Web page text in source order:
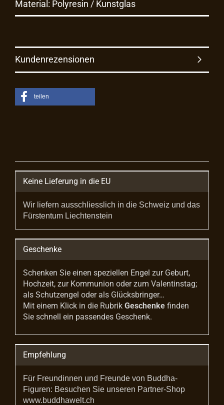
Material: Polyresin / Kunstglas
Kundenrezensionen
teilen
Keine Lieferung in die EU
Wir liefern ausschliesslich in die Schweiz und das
Fürstentum Liechtenstein
Geschenke
Schenken Sie einen speziellen Engel zur Geburt,
Hochzeit, zur Kommunion oder zum Valentinstag;
als Schutzengel oder als Glücksbringer…
Mit einem Klick in die Rubrik Geschenke finden
Sie schnell ein passendes Geschenk.
Empfehlung
Für Freundinnen und Freunde von Buddha-
Figuren: Besuchen Sie unseren Partner-Shop
www.buddhawelt.ch